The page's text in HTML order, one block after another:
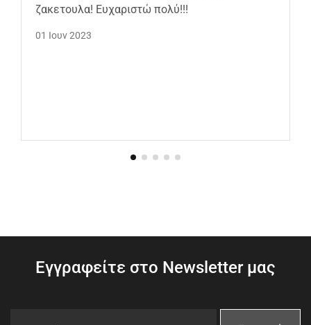
ζακετουλα! Ευχαριστώ πολύ!!!
01 Ιουν 2023
Εγγραφείτε στο Newsletter μας